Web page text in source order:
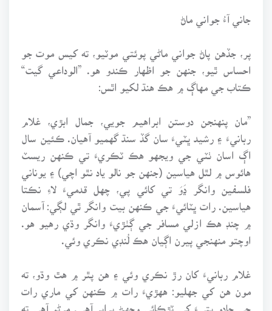
جاني آءُ جواني ماڻ
پر، جڏهن پاڻ جواني ماڻي پوئتي موٽيو، ته کيس موت جو
احساس ٿيو، جنهن جو اظهار ڪندو هو. ”الوداعي گيت“
ڪتاب جي مهاڳ ۾ هڪ هنڌ لکيو اٿس:
”مان پنهنجن دوستن ابراهيم جويي، جمال ابڙي، غلام
ربانيءَ ۽ رشيد ڀٽيءَ سان گڏ سنڌ گهميو آهيان. ڪئين سال
اڳ اسان ٺٽي جي ويجهو هڪ ٽڪريءَ تي ڪنهن ريسٽ
هائوس ۾ لٿل هياسين (جنهن جو نالو ياد نٿو اچي) ۽ يوناني
فلسفين وانگر ڍَوَ تي کائي پي، چهل قدميءَ لاءِ نڪتا
هياسين. رات ڀٽائيءَ جي ڪنهن بيت وانگر ٿي لڳي: آسمان
۾ چنڊ هڪ ازلي مسافر جي ڳٺڙيءَ وانگر وڌي رهيو هو.
اوچتو منهنجي پيرن اڳيان هڪ لُنڊي نڪري وئي.
غلام ربانيءَ کان رڙ نڪري وئي ۽ هن پٿر ۾ هٿ وڌو، ته
مون هن کي جهليو: ههڙيءَ رات ۾ ڪنهن کي ماري رات
جي جادو بتيءَ کي ٽڙڪائي وجهڻ برابر آهي. مرڻو آهي ته